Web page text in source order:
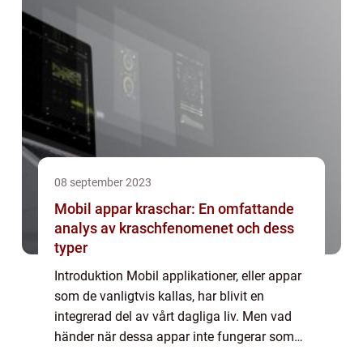
08 september 2023
Mobil appar kraschar: En omfattande
analys av kraschfenomenet och dess
typer
Introduktion Mobil applikationer, eller appar
som de vanligtvis kallas, har blivit en
integrerad del av vårt dagliga liv. Men vad
händer när dessa appar inte fungerar som